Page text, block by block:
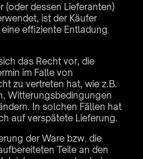
(oder dessen Lieferanten)
ist der Käufer
effiziente Entladung
das Recht vor, die
im Falle von
zu vertreten hat, wie z.B.
Witterungsbedingungen
In solchen Fällen hat
auf verspätete Lieferung.
der Ware bzw. die
Teile an den